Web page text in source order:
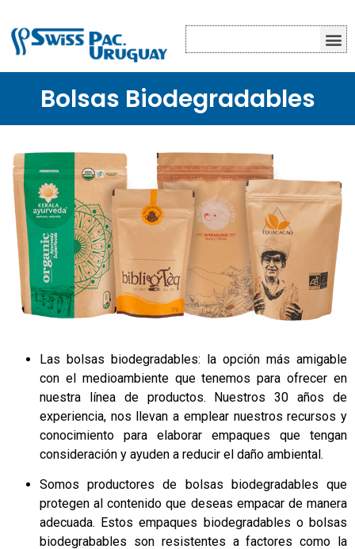
Bolsas Biodegradables
Las bolsas biodegradables: la opción más amigable
con el medioambiente que tenemos para ofrecer en
nuestra línea de productos. Nuestros 30 años de
experiencia, nos llevan a emplear nuestros recursos y
conocimiento para elaborar empaques que tengan
consideración y ayuden a reducir el daño ambiental.
Somos productores de bolsas biodegradables que
protegen al contenido que deseas empacar de manera
adecuada. Estos empaques biodegradables o bolsas
biodegrabables son resistentes a factores como la